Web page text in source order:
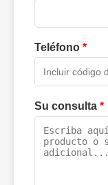
Teléfono *
Su consulta *